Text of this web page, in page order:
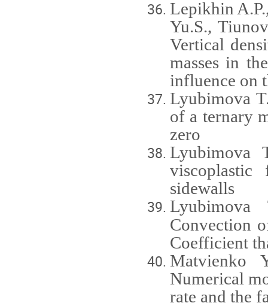
Lepikhin
Yu.S.,
Vertical
masses in
influence on
Lyubimova
of a ternary
zero
Lyubimova
sidewalls
Lyubimova
Convection
Coefficient
Matvienko
Numerical
rate and the